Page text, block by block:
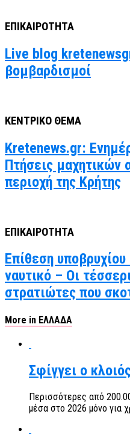
ΕΠΙΚΑΙΡΟΤΗΤΑ
Live blog
βομβαρδισμοί
ΚΕΝΤΡΙΚΟ ΘΕΜΑ
Kretenews.gr:
Πτήσεις
περιοχή της Κρήτης
ΕΠΙΚΑΙΡΟΤΗΤΑ
Επίθεση
ναυτικό – Οι
στρατιώτες που
More in ΕΛΛΑΔΑ
Σφίγγει ο
Περισσότερες από
μέσα στο 2026 μόνο για